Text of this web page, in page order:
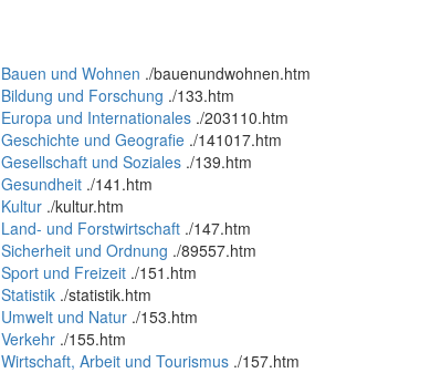
Bauen und Wohnen ./bauenundwohnen.htm
Bildung und Forschung ./133.htm
Europa und Internationales ./203110.htm
Geschichte und Geografie ./141017.htm
Gesellschaft und Soziales ./139.htm
Gesundheit ./141.htm
Kultur ./kultur.htm
Land- und Forstwirtschaft ./147.htm
Sicherheit und Ordnung ./89557.htm
Sport und Freizeit ./151.htm
Statistik ./statistik.htm
Umwelt und Natur ./153.htm
Verkehr ./155.htm
Wirtschaft, Arbeit und Tourismus ./157.htm